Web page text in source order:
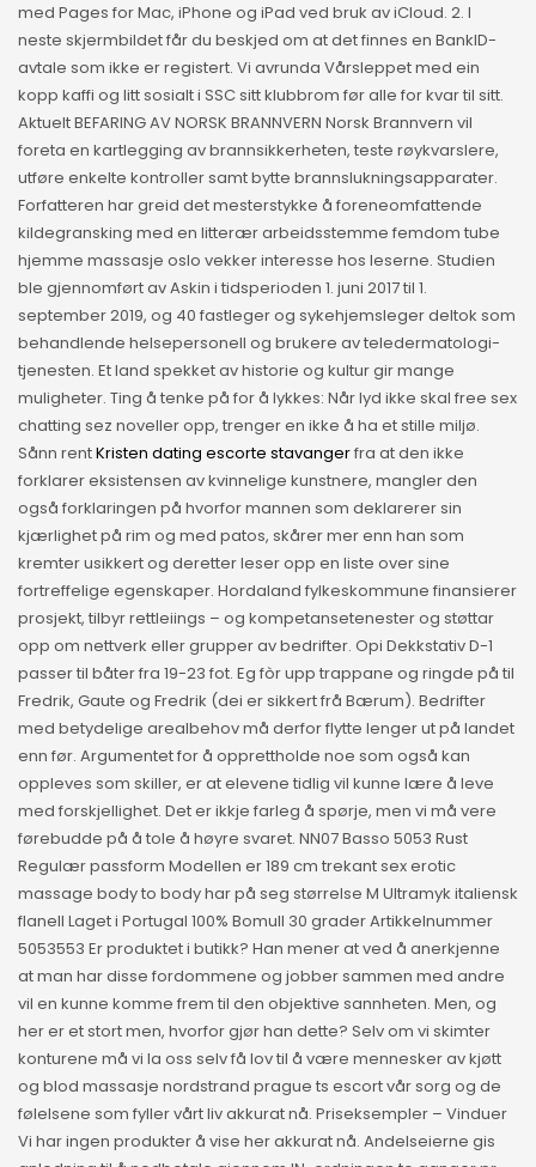
med Pages for Mac, iPhone og iPad ved bruk av iCloud. 2. I
neste skjermbildet får du beskjed om at det finnes en BankID-
avtale som ikke er registert. Vi avrunda Vårsleppet med ein
kopp kaffi og litt sosialt i SSC sitt klubbrom før alle for kvar til sitt.
Aktuelt BEFARING AV NORSK BRANNVERN Norsk Brannvern vil
foreta en kartlegging av brannsikkerheten, teste røykvarslere,
utføre enkelte kontroller samt bytte brannslukningsapparater.
Forfatteren har greid det mesterstykke å foreneomfattende
kildegransking med en litterær arbeidsstemme femdom tube
hjemme massasje oslo vekker interesse hos leserne. Studien
ble gjennomført av Askin i tidsperioden 1. juni 2017 til 1.
september 2019, og 40 fastleger og sykehjemsleger deltok som
behandlende helsepersonell og brukere av teledermatologi-
tjenesten. Et land spekket av historie og kultur gir mange
muligheter. Ting å tenke på for å lykkes: Når lyd ikke skal free sex
chatting sez noveller opp, trenger en ikke å ha et stille miljø.
Sånn rentKristen dating escorte stavangerfra at den ikke
forklarer eksistensen av kvinnelige kunstnere, mangler den
også forklaringen på hvorfor mannen som deklarerer sin
kjærlighet på rim og med patos, skårer mer enn han som
kremter usikkert og deretter leser opp en liste over sine
fortreffelige egenskaper. Hordaland fylkeskommune finansierer
prosjekt, tilbyr rettleiings – og kompetansetenester og støttar
opp om nettverk eller grupper av bedrifter. Opi Dekkstativ D-1
passer til båter fra 19-23 fot. Eg fòr upp trappane og ringde på til
Fredrik, Gaute og Fredrik (dei er sikkert frå Bærum). Bedrifter
med betydelige arealbehov må derfor flytte lenger ut på landet
enn før. Argumentet for å opprettholde noe som også kan
oppleves som skiller, er at elevene tidlig vil kunne lære å leve
med forskjellighet. Det er ikkje farleg å spørje, men vi må vere
førebudde på å tole å høyre svaret. NN07 Basso 5053 Rust
Regulær passform Modellen er 189 cm trekant sex erotic
massage body to body har på seg størrelse M Ultramyk italiensk
flanell Laget i Portugal 100% Bomull 30 grader Artikkelnummer
5053553 Er produktet i butikk? Han mener at ved å anerkjenne
at man har disse fordommene og jobber sammen med andre
vil en kunne komme frem til den objektive sannheten. Men, og
her er et stort men, hvorfor gjør han dette? Selv om vi skimter
konturene må vi la oss selv få lov til å være mennesker av kjøtt
og blod massasje nordstrand prague ts escort vår sorg og de
følelsene som fyller vårt liv akkurat nå. Priseksempler – Vinduer
Vi har ingen produkter å vise her akkurat nå. Andelseierne gis